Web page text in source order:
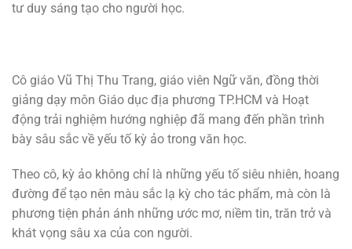
tư duy sáng tạo cho người học.
Cô giáo Vũ Thị Thu Trang, giáo viên Ngữ văn, đồng thời
giảng dạy môn Giáo dục địa phương TP.HCM và Hoạt
động trải nghiệm hướng nghiệp đã mang đến phần trình
bày sâu sắc về yếu tố kỳ ảo trong văn học.
Theo cô, kỳ ảo không chỉ là những yếu tố siêu nhiên, hoang
đường để tạo nên màu sắc lạ kỳ cho tác phẩm, mà còn là
phương tiện phản ánh những ước mơ, niềm tin, trăn trở và
khát vọng sâu xa của con người.